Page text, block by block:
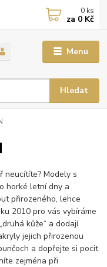
Menu
Hledat
0 ks
za 0 Kč
neucítíte? Modely s
horké letní dny a
přirozeného, lehce
2010 pro vás vybíráme
kůže“ a dodají
jejich přirozenou
a dopřejte si pocit
zejména při